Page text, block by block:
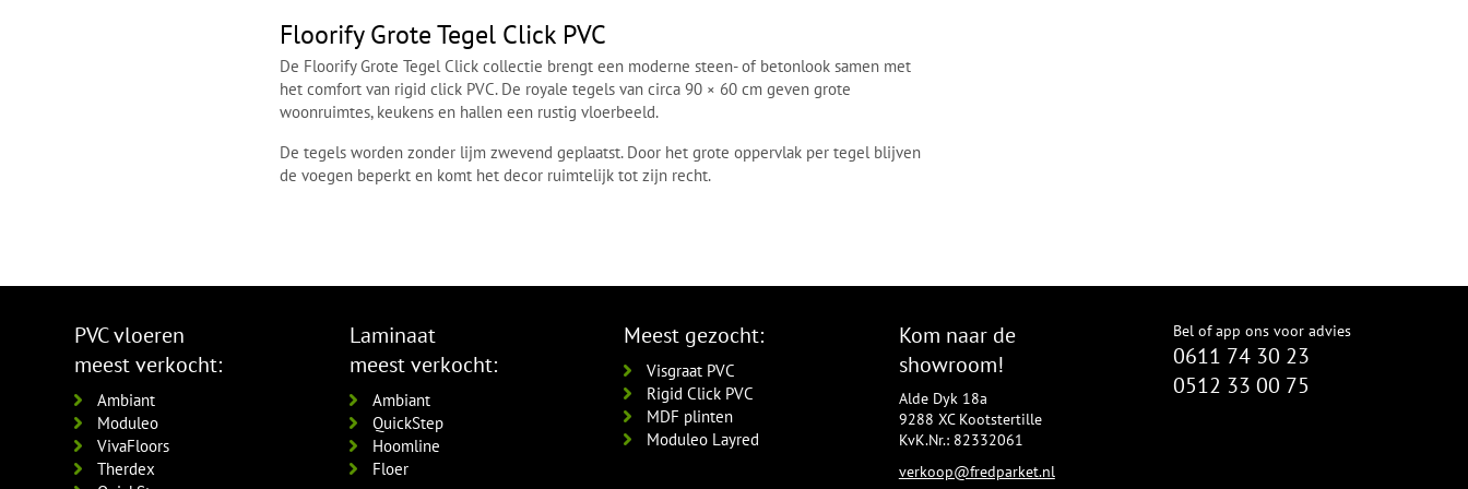
Floorify Grote Tegel Click PVC
De Floorify Grote Tegel Click collectie brengt een moderne steen- of betonlook samen met
het comfort van rigid click PVC. De royale tegels van circa 90 × 60 cm geven grote
woonruimtes, keukens en hallen een rustig vloerbeeld.
De tegels worden zonder lijm zwevend geplaatst. Door het grote oppervlak per tegel blijven
de voegen beperkt en komt het decor ruimtelijk tot zijn recht.
PVC vloeren
meest verkocht:
Ambiant
Moduleo
VivaFloors
Therdex
Laminaat
meest verkocht:
Ambiant
QuickStep
Hoomline
Floer
Meest gezocht:
Visgraat PVC
Rigid Click PVC
MDF plinten
Moduleo Layred
Kom naar de
showroom!
Alde Dyk 18a
9288 XC Kootstertille
KvK.Nr.: 82332061
verkoop@fredparket.nl
Bel of app ons voor advies
0611 74 30 23
0512 33 00 75